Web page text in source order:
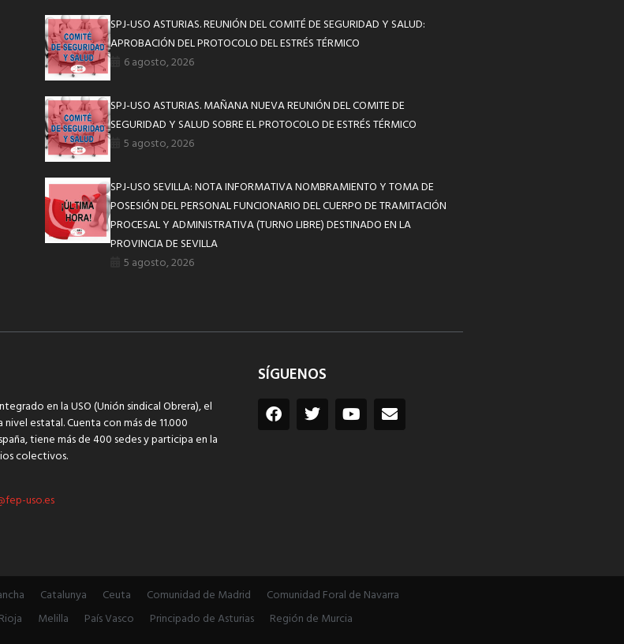
SPJ-USO ASTURIAS. REUNIÓN DEL COMITÉ DE SEGURIDAD Y SALUD:
APROBACIÓN DEL PROTOCOLO DEL ESTRÉS TÉRMICO
6 agosto, 2026
SPJ-USO ASTURIAS. MAÑANA NUEVA REUNIÓN DEL COMITE DE
SEGURIDAD Y SALUD SOBRE EL PROTOCOLO DE ESTRÉS TÉRMICO
5 agosto, 2026
SPJ-USO SEVILLA: NOTA INFORMATIVA NOMBRAMIENTO Y TOMA DE
POSESIÓN DEL PERSONAL FUNCIONARIO DEL CUERPO DE TRAMITACIÓN
PROCESAL Y ADMINISTRATIVA (TURNO LIBRE) DESTINADO EN LA
PROVINCIA DE SEVILLA
5 agosto, 2026
en la USO (Unión sindical Obrera), el
estatal. Cuenta con más de 11.000
tiene más de 400 sedes y participa en la
colectivos.
uso.es
SÍGUENOS
Catalunya Ceuta Comunidad de Madrid
Comunidad Foral de Navarra
Melilla País Vasco Principado de Asturias Región de Murcia